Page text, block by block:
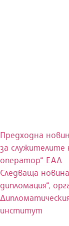
Предходна
за служителите
оператор“ ЕАД
Следваща новина
дипломация“,
институт